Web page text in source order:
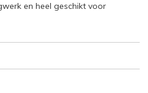
en heel geschikt voor